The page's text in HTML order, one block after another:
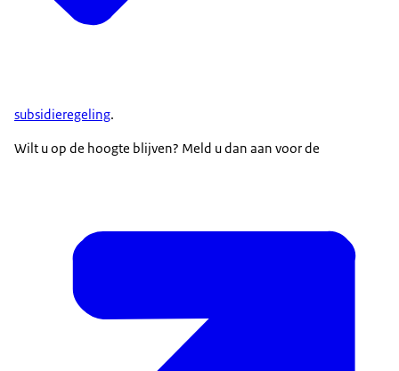
subsidieregeling.
Wilt u op de hoogte blijven? Meld u dan aan voor de